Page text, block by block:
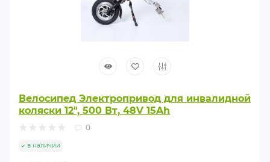
Велосипед Электропривод для инвалидной
коляски 12", 500 Вт, 48V 15Ah
0
в наличии